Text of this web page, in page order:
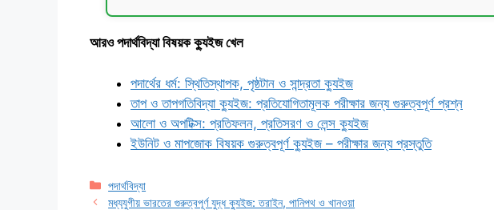
আরও পদার্থবিদ্যা বিষয়ক ক্যুইজ খেল
পদার্থের ধর্ম: স্থিতিস্থাপক, পৃষ্ঠটান ও সান্দ্রতা ক্যুইজ
তাপ ও তাপগতিবিদ্যা ক্যুইজ: প্রতিযোগিতামূলক পরীক্ষার জন্য গুরুত্বপূর্ণ প্রশ্ন
আলো ও অপটিক্স: প্রতিফলন, প্রতিসরণ ও লেন্স ক্যুইজ
ইউনিট ও মাপজোক বিষয়ক গুরুত্বপূর্ণ ক্যুইজ – পরীক্ষার জন্য প্রস্তুতি
Categories
পদার্থবিদ্যা
মধ্যযুগীয় ভারতের গুরুত্বপূর্ণ যুদ্ধ ক্যুইজ: তরাইন, পানিপথ ও খানওয়া